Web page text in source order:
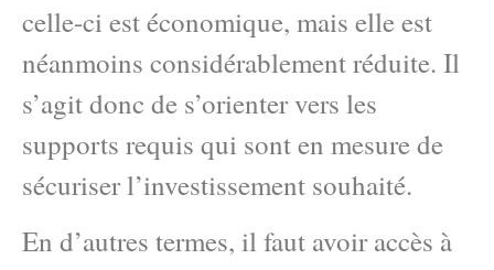
celle-ci est économique, mais elle est
néanmoins considérablement réduite. Il
s’agit donc de s’orienter vers les
supports requis qui sont en mesure de
sécuriser l’investissement souhaité.
En d’autres termes, il faut avoir accès à